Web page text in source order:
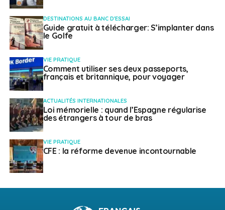
DESTINATIONS AU BANC D'ESSAI
Guide gratuit à télécharger: S’implanter dans
le Golfe
VIE PRATIQUE
Comment utiliser ses deux passeports,
français et britannique, pour voyager
ACTUALITÉS INTERNATIONALES
Loi mémorielle : quand l’Espagne régularise
des étrangers à tour de bras
VIE PRATIQUE
CFE : la réforme devenue incontournable